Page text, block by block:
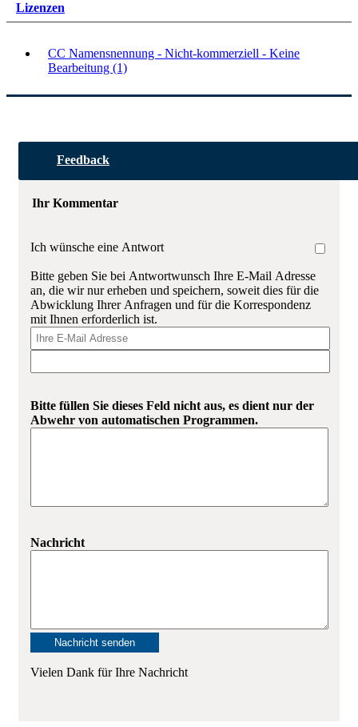
Lizenzen
CC Namensnennung - Nicht-kommerziell - Keine
Bearbeitung (1)
Feedback
Ihr Kommentar
Ich wünsche eine Antwort
Bitte geben Sie bei Antwortwunsch Ihre E-Mail Adresse
an, die wir nur erheben und speichern, soweit dies für die
Abwicklung Ihrer Anfragen und für die Korrespondenz
mit Ihnen erforderlich ist.
Bitte füllen Sie dieses Feld nicht aus, es dient nur der
Abwehr von automatischen Programmen.
Nachricht
Vielen Dank für Ihre Nachricht